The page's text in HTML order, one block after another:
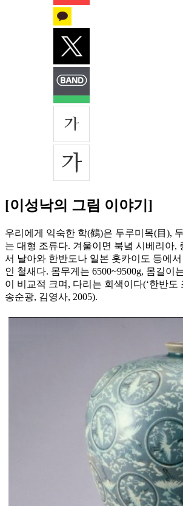
[이성낙의 그림 이야기]
우리에게 익숙한 학(鶴)은 두루미목(目),
는 대형 조류다. 겨울이면 북녘 시베리아,
서 날아와 한반도나 일본 홋카이도 등에
인 철새다. 몸무게는 6500~9500g, 몸길이
이 비교적 크며, 다리는 회색이다(‘한반도
송순광, 김영사, 2005).